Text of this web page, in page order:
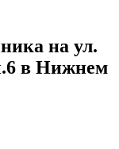
на ул.
в Нижнем